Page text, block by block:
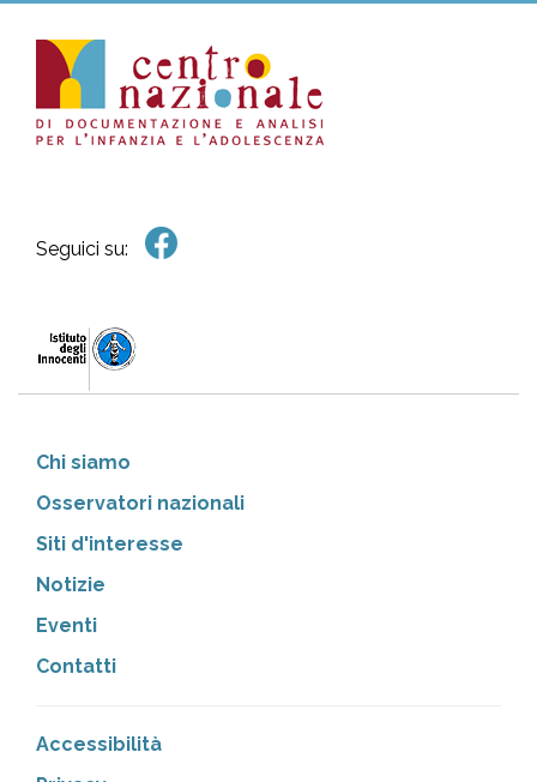
Seguici su:
Chi siamo
Osservatori nazionali
Siti d'interesse
Notizie
Eventi
Contatti
Accessibilità